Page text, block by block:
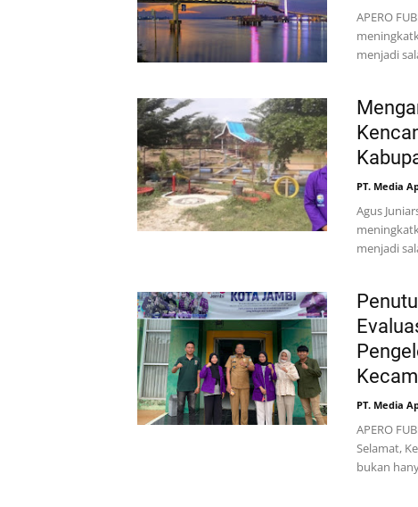
APERO
menjadi
PT. Media
Agus
menjadi
PT. Media
APERO
Selamat,
bukan